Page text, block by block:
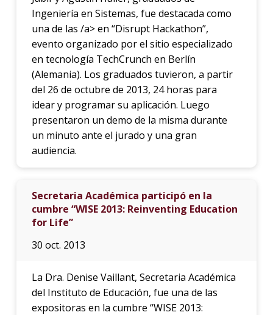
Ingeniería en Sistemas, fue destacada como
una de las /a> en “Disrupt Hackathon”,
evento organizado por el sitio especializado
en tecnología TechCrunch en Berlín
(Alemania). Los graduados tuvieron, a partir
del 26 de octubre de 2013, 24 horas para
idear y programar su aplicación. Luego
presentaron un demo de la misma durante
un minuto ante el jurado y una gran
audiencia.
Secretaria Académica participó en la
cumbre “WISE 2013: Reinventing Education
for Life”
30 oct. 2013
La Dra. Denise Vaillant, Secretaria Académica
del Instituto de Educación, fue una de las
expositoras en la cumbre “WISE 2013: